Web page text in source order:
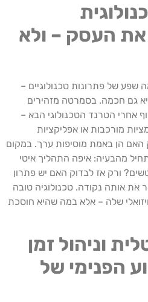
העסק – ולא
עמה שפע של פתרונות טכנולוגיים –
גם חכמה. בסמרטה מזהירים
אחרי הטרנד הטכנולוגי הבא –
מורכבות או אפליקציות
האם הן באמת מוסיפות ערך. במקום
מהבעיה: איפה התהליך איטי
ורק אז לבדוק האם יש פתרון
את אותה נקודה. טכנולוגיה טובה
שלה – אלא במה שהיא חוסכת
וניהול זמן
הפנימי של